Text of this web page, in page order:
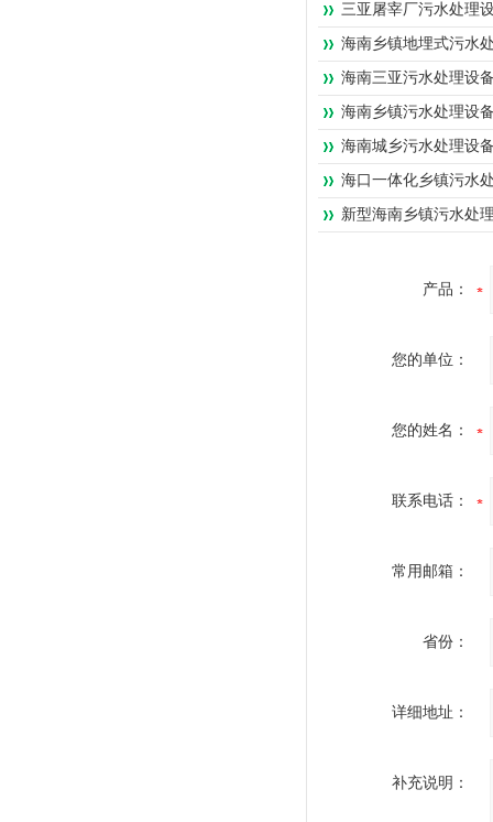
三亚屠宰厂污水处理
海南乡镇地埋式污水
海南三亚污水处理设
海南乡镇污水处理设
海南城乡污水处理设
海口一体化乡镇污水
新型海南乡镇污水处
产品：
您的单位：
您的姓名：
联系电话：
常用邮箱：
省份：
详细地址：
补充说明：